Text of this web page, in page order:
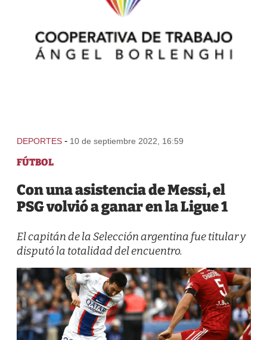
DEPORTES - 10 de septiembre 2022, 16:59
FÚTBOL
Con una asistencia de Messi, el
PSG volvió a ganar en la Ligue 1
El capitán de la Selección argentina fue titular y
disputó la totalidad del encuentro.